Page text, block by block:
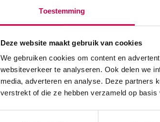
Toestemming
Deze website maakt gebruik van cookies
We gebruiken cookies om content en
websiteverkeer te analyseren. Ook delen we
media, adverteren en analyse. Deze partners
verstrekt of die ze hebben verzameld op